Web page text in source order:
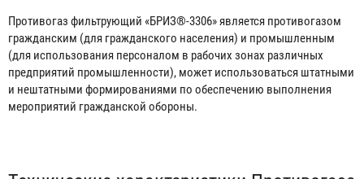
Противогаз фильтрующий «БРИЗ®-3306» является противогазом
гражданским (для гражданского населения) и промышленным
(для использования персоналом в рабочих зонах различных
предприятий промышленности), может использоваться штатными
и нештатными формированиями по обеспечению выполнения
мероприятий гражданской обороны.